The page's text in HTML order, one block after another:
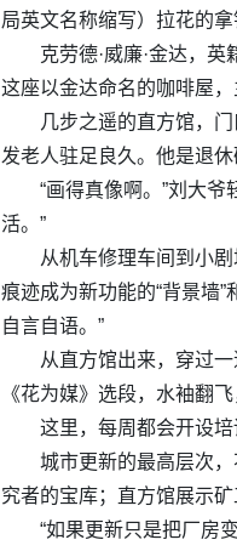
局英文名称缩写）拉花的拿
克劳德·威廉·金达，
这座以金达命名的咖啡屋
几步之遥的直方馆，
发老人驻足良久。他是退
“画得真像啊。”刘大
活。”
从机车修理车间到小
痕迹成为新功能的“背景墙
自言自语。”
从直方馆出来，穿过
《花为媒》选段，水袖翻飞
这里，每周都会开设
城市更新的最高层次
究者的宝库；直方馆展示
“如果更新只是把厂房